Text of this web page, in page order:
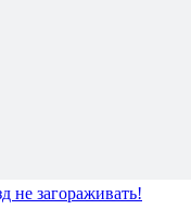
не загораживать!